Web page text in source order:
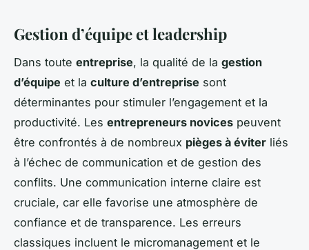
Gestion d’équipe et leadership
Dans toute entreprise, la qualité de la gestion
d’équipe et la culture d’entreprise sont
déterminantes pour stimuler l’engagement et la
productivité. Les entrepreneurs novices peuvent
être confrontés à de nombreux pièges à éviter liés
à l’échec de communication et de gestion des
conflits. Une communication interne claire est
cruciale, car elle favorise une atmosphère de
confiance et de transparence. Les erreurs
classiques incluent le micromanagement et le